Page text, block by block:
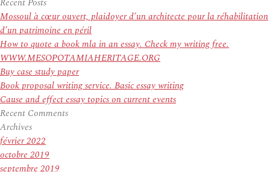
:Mossoul à cœur ouvert, plaidoyer d’un architecte pour la réhabilitation
d’un patrimoine en péril
How to quote a book mla in an essay. Check my writing free.
WWW.MESOPOTAMIAHERITAGE.ORG
Buy case study paper
Book proposal writing service. Basic essay writing
Cause and effect essay topics on current events
Recent Comments
Archives
février 2022
octobre 2019
septembre 2019